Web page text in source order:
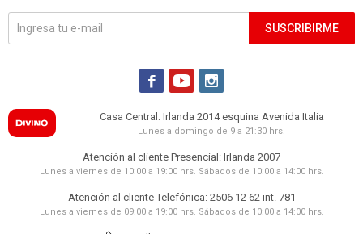
SUSCRIBIRME
  
Casa Central: Irlanda 2014 esquina Avenida Italia
Lunes a domingo de 9 a 21:30 hrs.
Atención al cliente Presencial: Irlanda 2007
Lunes a viernes de 10:00 a 19:00 hrs. Sábados de 10:00 a 14:00 hrs.
Atención al cliente Telefónica: 2506 12 62 int. 781
Lunes a viernes de 09:00 a 19:00 hrs. Sábados de 10:00 a 14:00 hrs.